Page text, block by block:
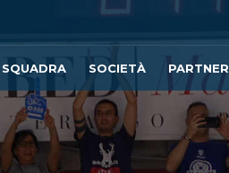
SOCIETÀ PARTNER